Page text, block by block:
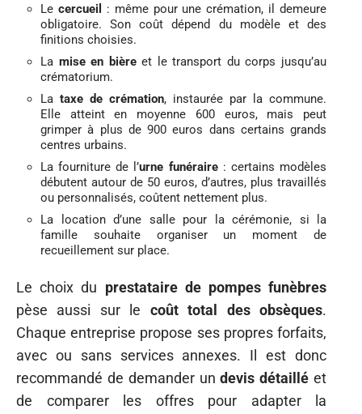
Le cercueil
: même pour une crémation, il demeure
obligatoire. Son coût dépend du modèle et des
finitions choisies.
La mise en bièreet le transport du corps jusqu’au
crématorium.
La taxe de crémation, instaurée par la commune.
Elle atteint en moyenne 600 euros, mais peut
grimper à plus de 900 euros dans certains grands
centres urbains.
La fourniture de l’urne funéraire: certains modèles
débutent autour de 50 euros, d’autres, plus travaillés
ou personnalisés, coûtent nettement plus.
La location d’une salle pour la cérémonie, si la
famille souhaite organiser un moment de
recueillement sur place.
Le choix du prestataire de pompes funèbres
pèse aussi sur le coût total des obsèques.
Chaque entreprise propose ses propres forfaits,
avec ou sans services annexes. Il est donc
recommandé de demander undevis détaillé et
de comparer les offres pour adapter la